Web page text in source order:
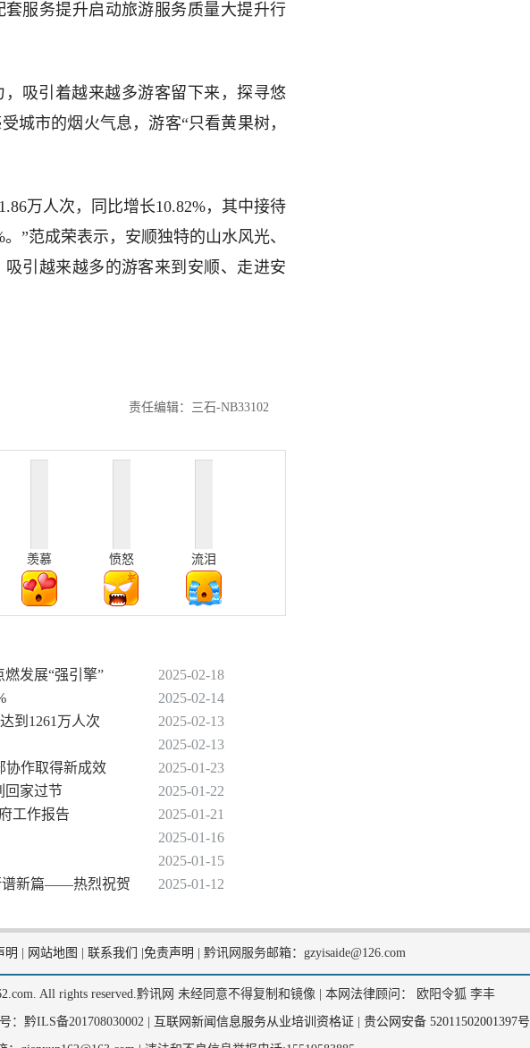
服务提升启动旅游服务质量大提升行
吸引着越来越多游客留下来，探寻悠
城市的烟火气息，游客“只看黄果树，
万人次，同比增长10.82%，其中接待
”范成荣表示，安顺独特的山水风光、
引越来越多的游客来到安顺、走进安
责任编辑：三石-NB33102
羡慕 愤怒 流泪
发展“强引擎”
2025-02-18
2025-02-14
到1261万人次
2025-02-13
2025-02-13
协作取得新成效
2025-01-23
回家过节
2025-01-22
工作报告
2025-01-21
2025-01-16
2025-01-15
谱新篇——热烈祝贺
2025-01-12
明 网站地图 联系我们 免责声明 黔讯网服务邮箱：gzyisaide@126.com
All rights reserved.黔讯网 未经同意不得复制和镜像 | 本网法律顾问： 欧阳令狐 李丰
：黔ILS备201708030002 | 互联网新闻信息服务从业培训资格证 贵公网安备 52011502001397号